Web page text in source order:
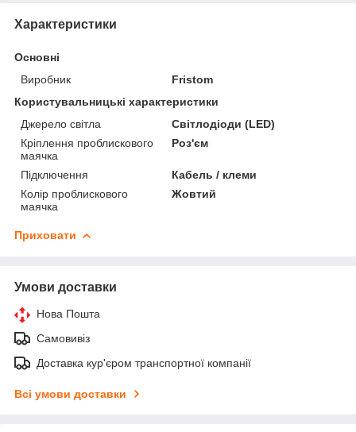
Характеристики
Основні
Виробник
Fristom
Користувальницькі характеристики
Джерело світла
Світлодіоди (LED)
Кріплення проблискового
маячка
Роз'єм
Підключення
Кабель / клеми
Колір проблискового
маячка
Жовтий
Приховати
Умови доставки
Нова Пошта
Самовивіз
Доставка кур'єром транспортної компанії
Всі умови доставки